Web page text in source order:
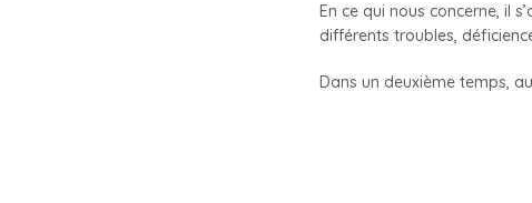
En ce qui nous concerne, il
différents troubles,
Dans un deuxième temps,